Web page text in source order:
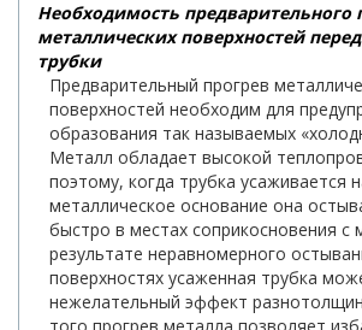
Необходимость предварительного
металлических поверхностей
трубки
Предварительный прогрев
поверхностей необходим для
образования так называемых
Металл обладает высокой
поэтому, когда трубка усаживается
металлическое основание она
быстро в местах соприкосновения с
результате неравномерного
поверхностях усаженная трубка
нежелательный эффект